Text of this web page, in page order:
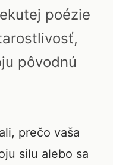
poézie
pôvodnú
prečo vaša
silu alebo sa